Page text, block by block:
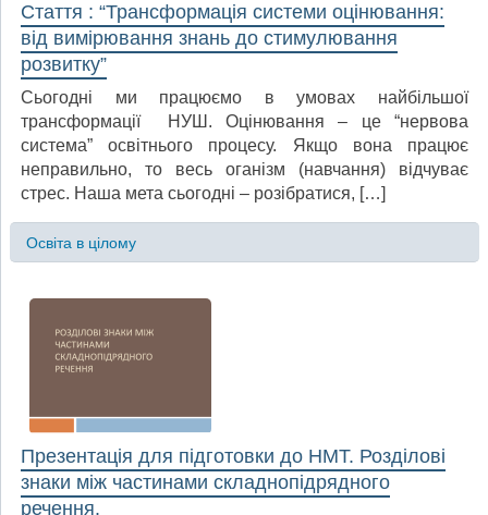
Стаття : “Трансформація системи оцінювання:
від вимірювання знань до стимулювання
розвитку”
Сьогодні ми працюємо в умовах найбільшої
трансформації НУШ. Оцінювання – це “нервова
система” освітнього процесу. Якщо вона працює
неправильно, то весь оганізм (навчання) відчуває
стрес. Наша мета сьогодні – розібратися, […]
Освіта в цілому
Презентація для підготовки до НМТ. Розділові
знаки між частинами складнопідрядного
речення.